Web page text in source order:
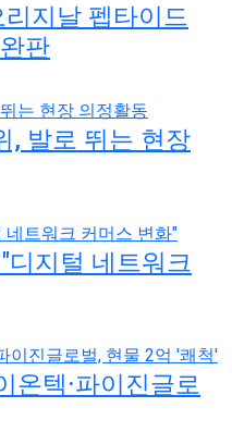
지날 펩타이드
판
, 발로 뛰는 현장
디지털 네트워크
온텍·파이진글로